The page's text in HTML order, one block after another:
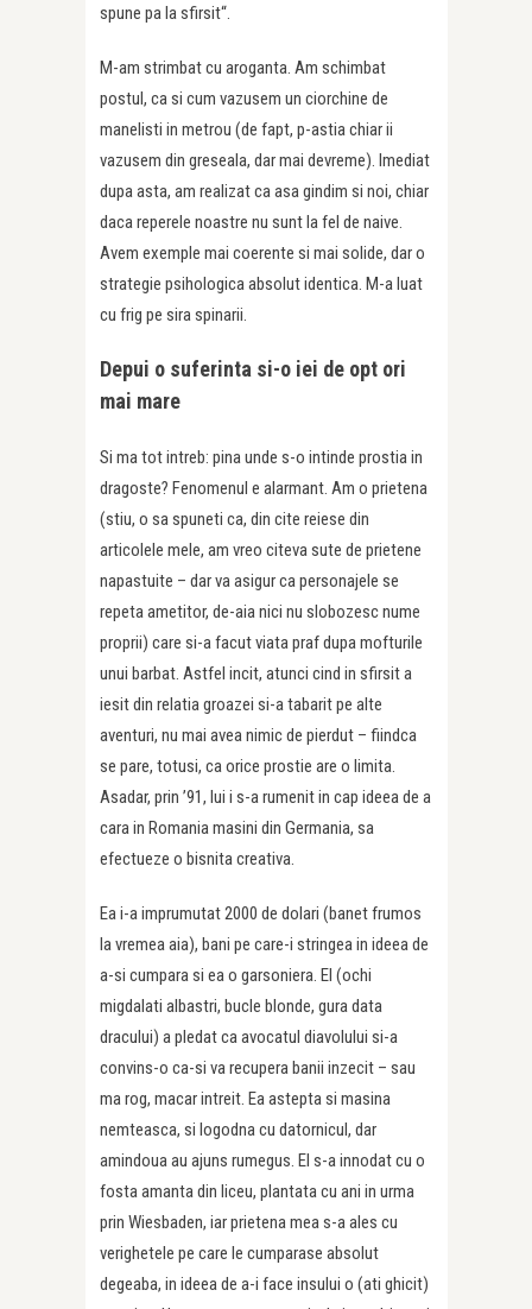
spune pa la sfirsit“.
M-am strimbat cu aroganta. Am schimbat
postul, ca si cum vazusem un ciorchine de
manelisti in metrou (de fapt, p-astia chiar ii
vazusem din greseala, dar mai devreme). Imediat
dupa asta, am realizat ca asa gindim si noi, chiar
daca reperele noastre nu sunt la fel de naive.
Avem exemple mai coerente si mai solide, dar o
strategie psihologica absolut identica. M-a luat
cu frig pe sira spinarii.
Depui o suferinta si-o iei de opt ori
mai mare
Si ma tot intreb: pina unde s-o intinde prostia in
dragoste? Fenomenul e alarmant. Am o prietena
(stiu, o sa spuneti ca, din cite reiese din
articolele mele, am vreo citeva sute de prietene
napastuite – dar va asigur ca personajele se
repeta ametitor, de-aia nici nu slobozesc nume
proprii) care si-a facut viata praf dupa mofturile
unui barbat. Astfel incit, atunci cind in sfirsit a
iesit din relatia groazei si-a tabarit pe alte
aventuri, nu mai avea nimic de pierdut – fiindca
se pare, totusi, ca orice prostie are o limita.
Asadar, prin ’91, lui i s-a rumenit in cap ideea de a
cara in Romania masini din Germania, sa
efectueze o bisnita creativa.
Ea i-a imprumutat 2000 de dolari (banet frumos
la vremea aia), bani pe care-i stringea in ideea de
a-si cumpara si ea o garsoniera. El (ochi
migdalati albastri, bucle blonde, gura data
dracului) a pledat ca avocatul diavolului si-a
convins-o ca-si va recupera banii inzecit – sau
ma rog, macar intreit. Ea astepta si masina
nemteasca, si logodna cu datornicul, dar
amindoua au ajuns rumegus. El s-a innodat cu o
fosta amanta din liceu, plantata cu ani in urma
prin Wiesbaden, iar prietena mea s-a ales cu
verighetele pe care le cumparase absolut
degeaba, in ideea de a-i face insului o (ati ghicit)